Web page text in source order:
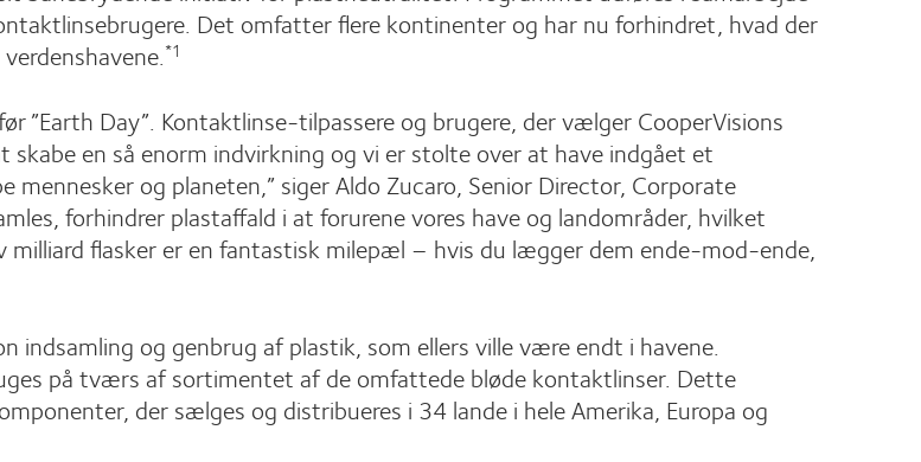
Det omfatter flere kontinenter og har nu forhindret, hvad der
*1
”Earth Day”. Kontaktlinse-tilpassere og brugere, der vælger CooperVisions
en så enorm indvirkning og vi er stolte over at have indgået et
og planeten,” siger Aldo Zucaro, Senior Director, Corporate
forhindrer plastaffald i at forurene vores have og landområder, hvilket
flasker er en fantastisk milepæl – hvis du lægger dem ende-mod-ende,
indsamling og genbrug af plastik, som ellers ville være endt i havene.
på tværs af sortimentet af de omfattede bløde kontaktlinser. Dette
der sælges og distribueres i 34 lande i hele Amerika, Europa og